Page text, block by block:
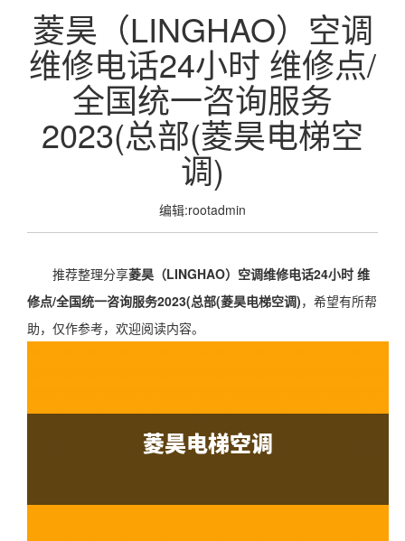
菱昊（LINGHAO）空调
维修电话24小时 维修点/
全国统一咨询服务
2023(总部(菱昊电梯空
调)
编辑:rootadmin
推荐整理分享菱昊（LINGHAO）空调维修电话24小时 维
修点/全国统一咨询服务2023(总部(菱昊电梯空调)，希望有所帮
助，仅作参考，欢迎阅读内容。